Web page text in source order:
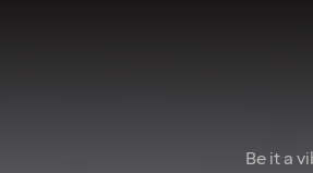
extraordinary experiencesBe it a